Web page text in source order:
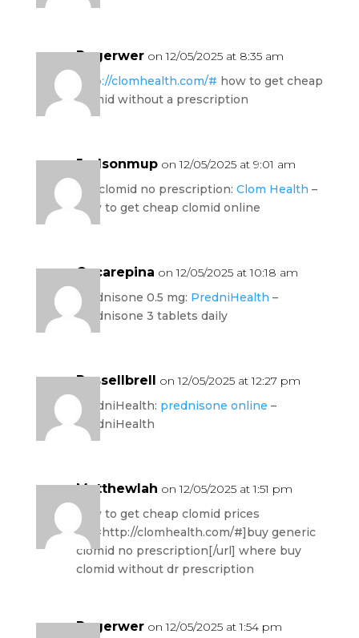
Rogerwer on 12/05/2025 at 8:35 am
http://clomhealth.com/# how to get cheap
clomid without a prescription
Judsonmup on 12/05/2025 at 9:01 am
get clomid no prescription: Clom Health –
how to get cheap clomid online
Oscarepina on 12/05/2025 at 10:18 am
prednisone 0.5 mg: PredniHealth –
prednisone 3 tablets daily
Russellbrell on 12/05/2025 at 12:27 pm
PredniHealth: prednisone online –
PredniHealth
Matthewlah on 12/05/2025 at 1:51 pm
how to get cheap clomid prices
[url=http://clomhealth.com/#]buy generic
clomid no prescription[/url] where buy
clomid without dr prescription
Rogerwer on 12/05/2025 at 1:54 pm